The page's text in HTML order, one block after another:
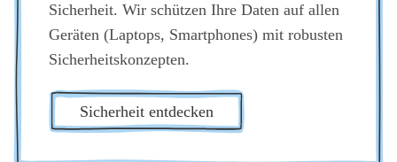
Sicher­heit. Wir schüt­zen Ihre Daten auf allen
Gerä­ten (Lap­tops, Smart­phones) mit robus­ten
Sicher­heits­kon­zep­ten.
Sicher­heit ent­de­cken